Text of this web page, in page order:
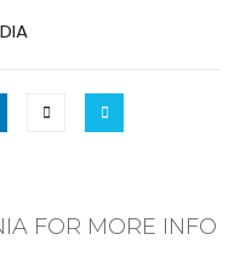
FOR MORE INFO